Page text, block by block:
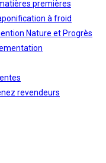
premières
à froid
Nature et Progrès
revendeurs